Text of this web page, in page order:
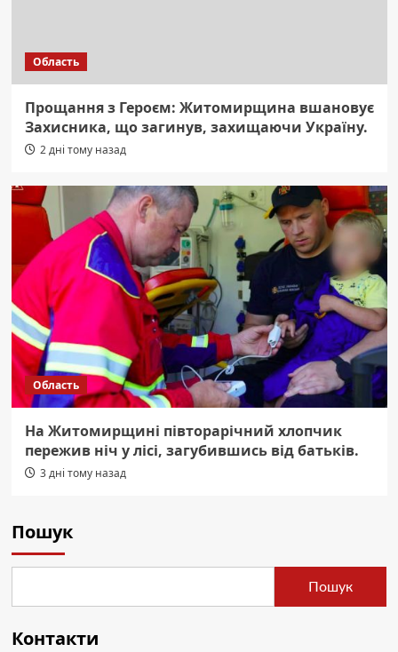
Область
Прощання з Героєм: Житомирщина вшановує
Захисника, що загинув, захищаючи Україну.
2 дні тому назад
Область
На Житомирщині півторарічний хлопчик
пережив ніч у лісі, загубившись від батьків.
3 дні тому назад
Пошук
Пошук
Контакти